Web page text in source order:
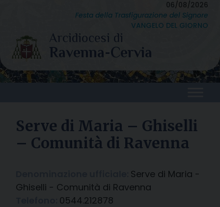
content
06/08/2026
Festa della Trasfigurazione del Signore
VANGELO DEL GIORNO
Serve di Maria – Ghiselli
– Comunità di Ravenna
Serve di Maria -
Ghiselli - Comunità di Ravenna
0544.212878